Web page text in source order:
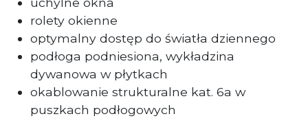
rolety okienne
optymalny dostęp do światła dziennego
podłoga podniesiona, wykładzina
dywanowa w płytkach
okablowanie strukturalne kat. 6a w
puszkach podłogowych